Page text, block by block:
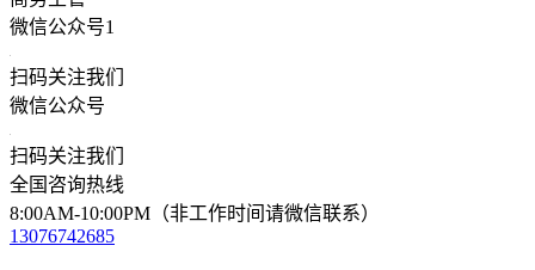
微信公众号1
扫码关注我们
微信公众号
扫码关注我们
全国咨询热线
8:00AM-10:00PM（非工作时间请微信联系）
13076742685